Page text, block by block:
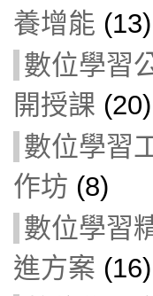
養增能 (13)
數位學習
開授課 (20)
數位學習
作坊 (8)
數位學習
進方案 (16)